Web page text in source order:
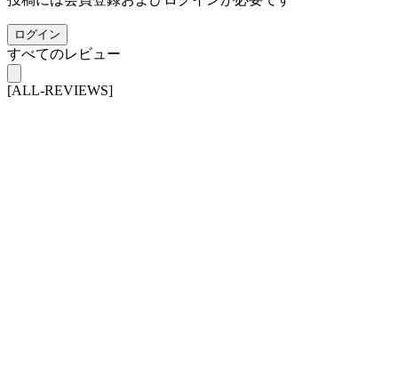
ログイン
すべてのレビュー
[ALL-REVIEWS]